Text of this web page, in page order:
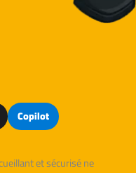
Copilot
et sécurisé ne